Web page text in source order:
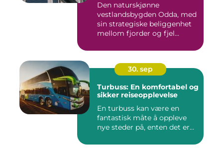
Den naturskjønne
vestlandsbygden Odda, med
sin strategiske beliggenhet
mellom fjorder og fjel...
30. sep
Turbuss: En komfortabel og
sikker reiseopplevelse
En turbuss kan være en
fantastisk måte å oppleve
nye steder på, enten det er...